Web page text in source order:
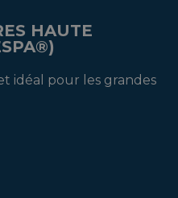
HAUTE
idéal pour les grandes